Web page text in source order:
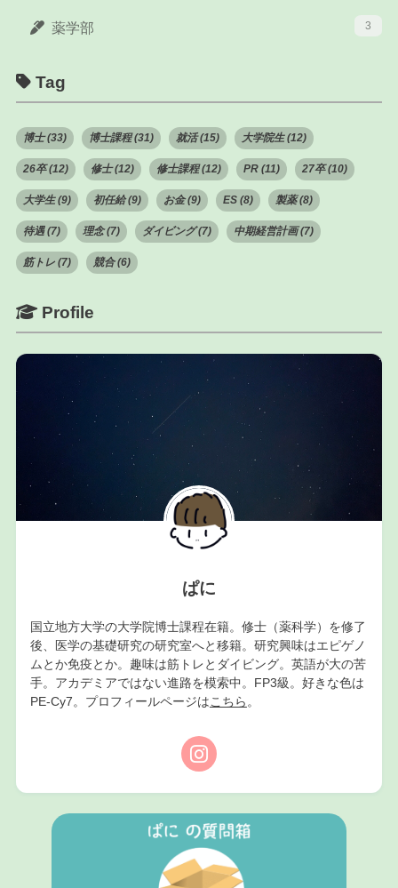
薬学部 3
Tag
博士 (33) 博士課程 (31) 就活 (15) 大学院生 (12)
26卒 (12) 修士 (12) 修士課程 (12) PR (11) 27卒 (10)
大学生 (9) 初任給 (9) お金 (9) ES (8) 製薬 (8)
待遇 (7) 理念 (7) ダイビング (7) 中期経営計画 (7)
筋トレ (7) 競合 (6)
Profile
ぱに
国立地方大学の大学院博士課程在籍。修士（薬科学）を修了
後、医学の基礎研究の研究室へと移籍。研究興味はエピゲノ
ムとか免疫とか。趣味は筋トレとダイビング。英語が大の苦
手。アカデミアではない進路を模索中。FP3級。好きな色は
PE-Cy7。プロフィールページはこちら 。